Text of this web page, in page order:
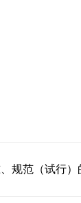
规范（试行）